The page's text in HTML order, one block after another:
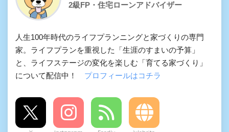
2級FP・住宅ローンアドバイザー
人生100年時代のライフプランニングと家づくりの専門
家。ライフプランを重視した「生涯のすまいの予算」
と、ライフステージの変化を楽しむ「育てる家づくり」
について配信中！ プロフィールはコチラ